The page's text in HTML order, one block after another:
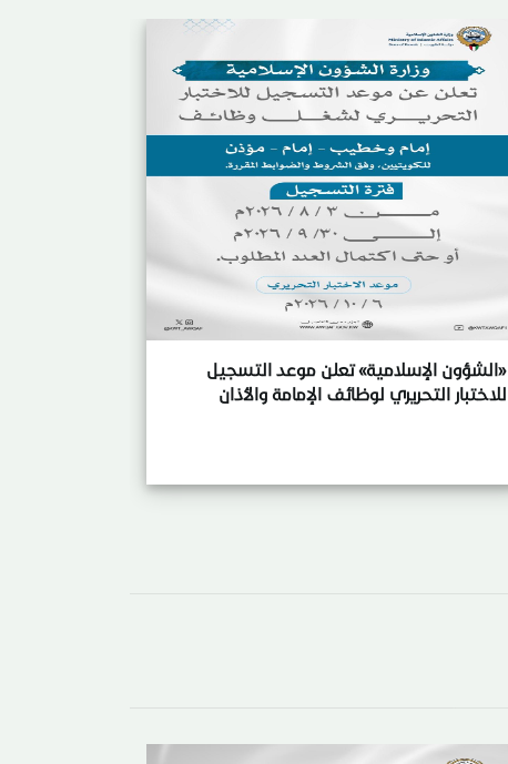
«الشؤون الإسلامية» تعلن موعد التسجيل
للاختبار التحريري لوظائف الإمامة والأذان